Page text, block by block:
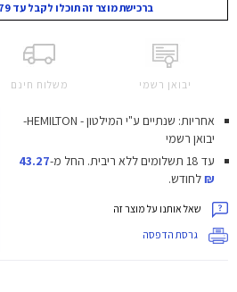
ברכישת מוצר זה תוכלו לקבל עד 779 נקודות מועדון!
יבואן רשמי משלוח חינם
אחריות: שנתיים ע"י המילטון - HEMILTON-
יבואן רשמי
עד 18 תשלומים ללא ריבית.
החל מ-43.27
₪לחודש.
שאל אותנו על מוצר זה
גרסת הדפסה